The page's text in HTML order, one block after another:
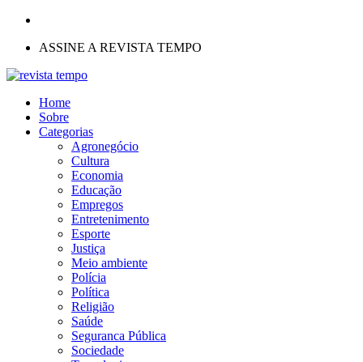
ASSINE A REVISTA TEMPO
Home
Sobre
Categorias
Agronegócio
Cultura
Economia
Educação
Empregos
Entretenimento
Esporte
Justiça
Meio ambiente
Polícia
Política
Religião
Saúde
Seguranca Pública
Sociedade